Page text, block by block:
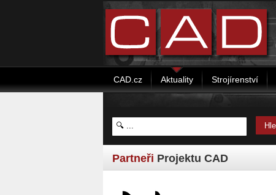
CAD.cz Aktuality Strojírenství
Partneři Projektu CAD